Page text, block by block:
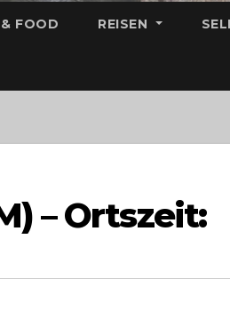
FOOD REISEN
– Ortszeit: